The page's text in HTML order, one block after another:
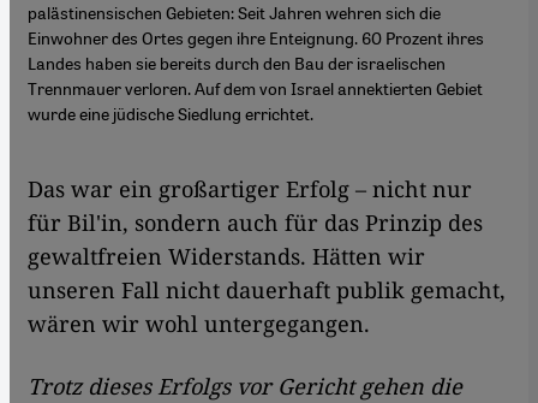
palästinensischen Gebieten: Seit Jahren wehren sich die
Einwohner des Ortes gegen ihre Enteignung. 60 Prozent ihres
Landes haben sie bereits durch den Bau der israelischen
Trennmauer verloren. Auf dem von Israel annektierten Gebiet
wurde eine jüdische Siedlung errichtet.
Das war ein großartiger Erfolg – nicht nur
für Bil'in, sondern auch für das Prinzip des
gewaltfreien Widerstands. Hätten wir
unseren Fall nicht dauerhaft publik gemacht,
wären wir wohl untergegangen.
Trotz dieses Erfolgs vor Gericht gehen die